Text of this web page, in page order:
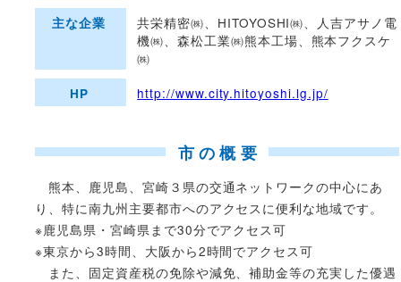
主な企業
共栄精密㈱、HITOYOSHI㈱、人吉アサノ電
機㈱、森松工業㈱熊本工場、熊本フクスケ
㈱
HP http://www.city.hitoyoshi.lg.jp/
市の概要
熊本、鹿児島、宮崎３県の交通ネットワークの中心にあ
り、特に南九州主要都市へのアクセスに便利な地域です。
※鹿児島県・宮崎県まで30分でアクセス可
※東京から3時間、大阪から2時間でアクセス可
また、固定資産税の免除や減免、補助金等の充実した優遇